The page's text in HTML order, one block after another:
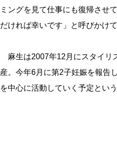
ミングを見て仕事にも復帰させ
だければ幸いです」と呼びかけて
麻生は2007年12月にスタイリ
産。今年6月に第2子妊娠を報告
を中心に活動していく予定という